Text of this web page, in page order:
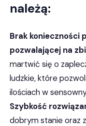
należą:
Brak konieczności
pozwalającej na
martwić się o
ludzkie, które
ilościach w
Szybkość
dobrym stanie oraz